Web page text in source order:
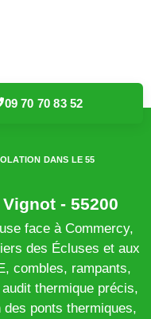
09 70 70 83 52
DANS LE 55
- 55200
face à Commercy,
des Écluses et aux
combles, rampants,
thermique précis,
des ponts thermiques,